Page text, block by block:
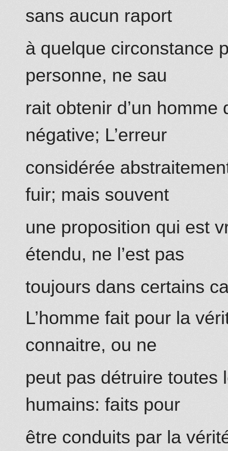
sans aucun raport
à quelque circonstance
personne, ne sau
rait obtenir d’un homme
négative; L’erreur
considérée
fuir; mais souvent
une proposition qui est
étendu, ne l’est pas
toujours dans certains
L’homme fait pour la
connaitre, ou ne
peut pas détruire toutes
humains: faits pour
être conduits par la